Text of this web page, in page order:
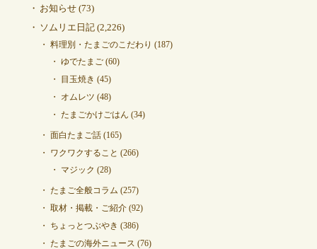
お知らせ(73)
ソムリエ日記(2,226)
料理別・たまごのこだわり (187)
ゆでたまご(60)
目玉焼き (45)
オムレツ (48)
たまごかけごはん (34)
面白たまご話(165)
ワクワクすること (266)
マジック (28)
たまご全般コラム (257)
取材・掲載・ご紹介(92)
ちょっとつぶやき (386)
たまごの海外ニュース (76)